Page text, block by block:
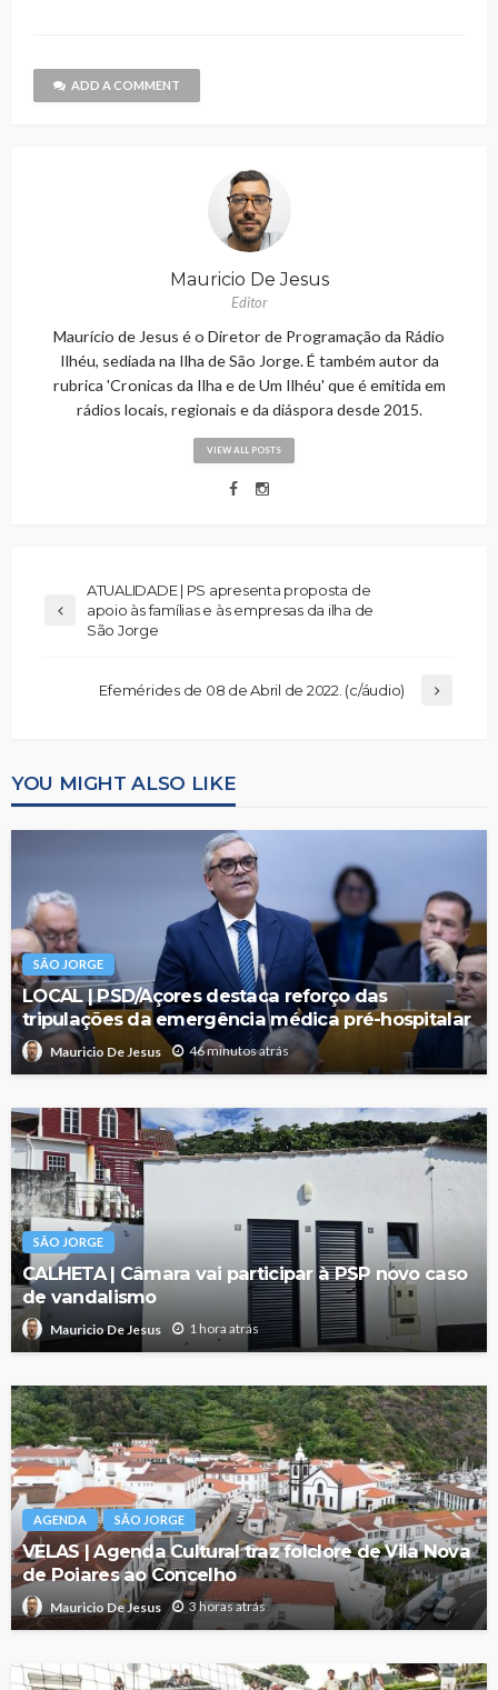
ADD A COMMENT
Mauricio De Jesus
Editor
Maurício de Jesus é o Diretor de Programação da Rádio
Ilhéu, sediada na Ilha de São Jorge. É também autor da
rubrica 'Cronicas da Ilha e de Um Ilhéu' que é emitida em
rádios locais, regionais e da diáspora desde 2015.
VIEW ALL POSTS
ATUALIDADE | PS apresenta proposta de
apoio às famílias e às empresas da ilha de
São Jorge
Efemérides de 08 de Abril de 2022. (c/áudio)
YOU MIGHT ALSO LIKE
SÃO JORGE
LOCAL | PSD/Açores destaca reforço das
tripulações da emergência médica pré-hospitalar
Mauricio De Jesus 46 minutos atrás
SÃO JORGE
CALHETA | Câmara vai participar à PSP novo caso
de vandalismo
Mauricio De Jesus 1 hora atrás
AGENDA SÃO JORGE
VELAS | Agenda Cultural traz folclore de Vila Nova
de Poiares ao Concelho
Mauricio De Jesus 3 horas atrás